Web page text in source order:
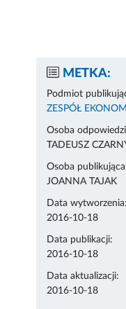
METKA:
Podmiot
ZESPÓŁ
Osoba
TADEUSZ
Osoba
JOANNA TAJAK
Data wytworzenia:
2016-10-18
Data publikacji:
2016-10-18
Data aktualizacji:
2016-10-18